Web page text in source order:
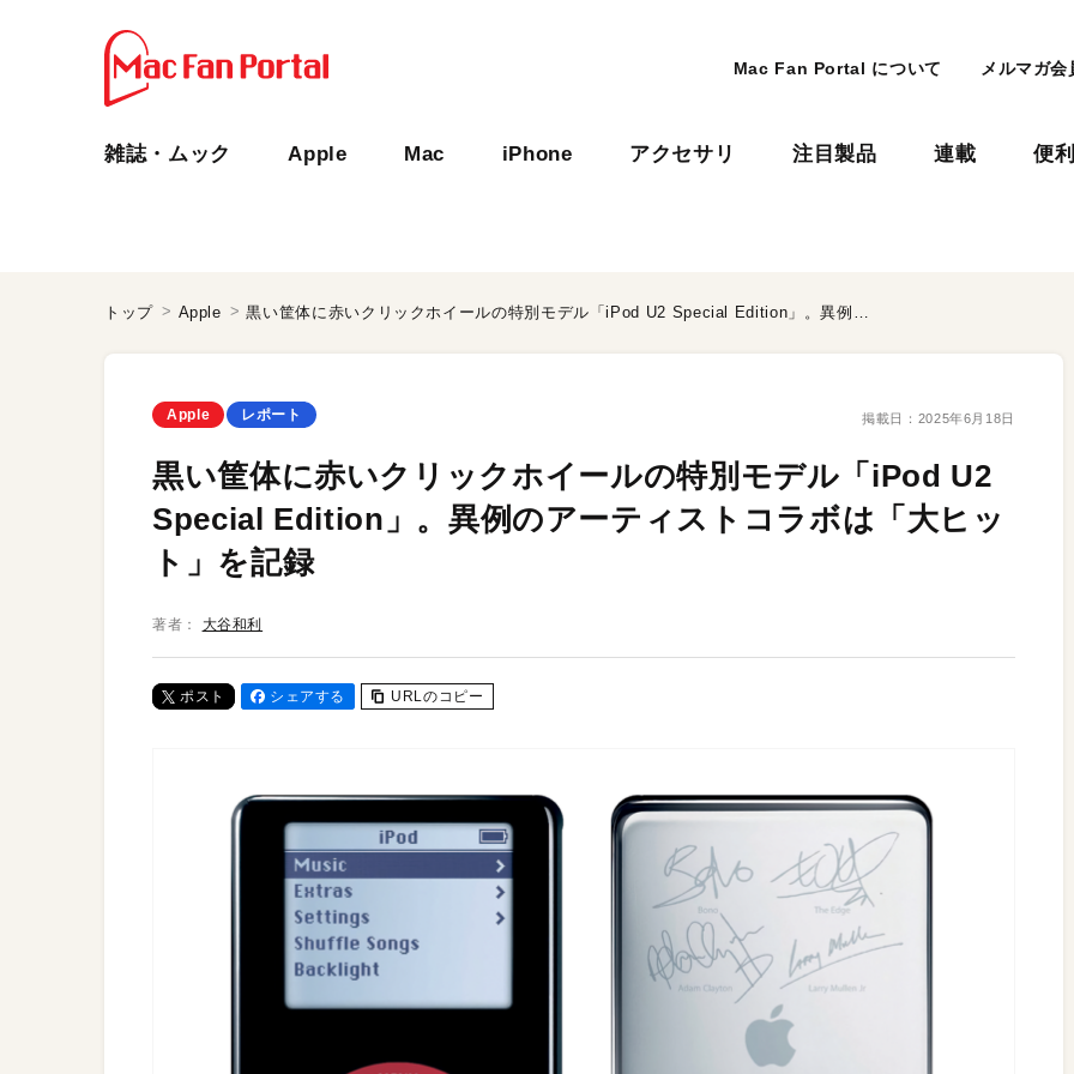
Mac Fan Portal について メルマガ会
雑誌・ムック Apple Mac iPhone アクセサリ 注目製品 連載 便
トップ Apple 黒い筐体に赤いクリックホイールの特別モデル「iPod U2 Special Edition」。異例のアーティストコラボは「大ヒット」を記録
Apple レポート 掲載日： 2025年6月18日
黒い筐体に赤いクリックホイールの特別モデル「iPod U2
Special Edition」。異例のアーティストコラボは「大ヒッ
ト」を記録
著者： 大谷和利
ポスト シェアする URLのコピー